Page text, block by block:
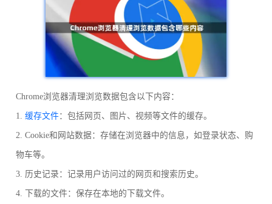
Chrome浏览器清理浏览数据包含以下内容：
1. 缓存文件：包括网页、图片、视频等文件的缓存。
2. Cookie和网站数据：存储在浏览器中的信息，如登录状态、购
物车等。
3. 历史记录：记录用户访问过的网页和搜索历史。
4. 下载的文件：保存在本地的下载文件。